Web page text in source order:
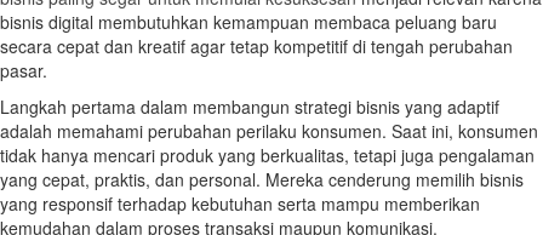
bisnis digital membutuhkan kemampuan membaca peluang baru
secara cepat dan kreatif agar tetap kompetitif di tengah perubahan
pasar.
Langkah pertama dalam membangun strategi bisnis yang adaptif
adalah memahami perubahan perilaku konsumen. Saat ini, konsumen
tidak hanya mencari produk yang berkualitas, tetapi juga pengalaman
yang cepat, praktis, dan personal. Mereka cenderung memilih bisnis
yang responsif terhadap kebutuhan serta mampu memberikan
kemudahan dalam proses transaksi maupun komunikasi.